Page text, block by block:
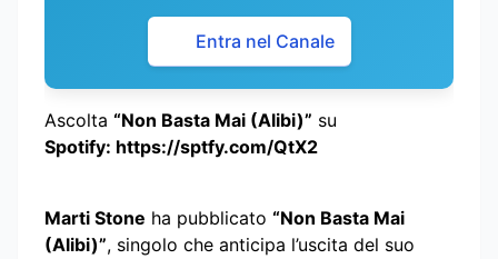
Entra nel Canale
Ascolta “Non Basta Mai (Alibi)” su
Spotify: https://sptfy.com/QtX2
Marti Stone ha pubblicato “Non Basta Mai
(Alibi)”, singolo che anticipa l’uscita del suo